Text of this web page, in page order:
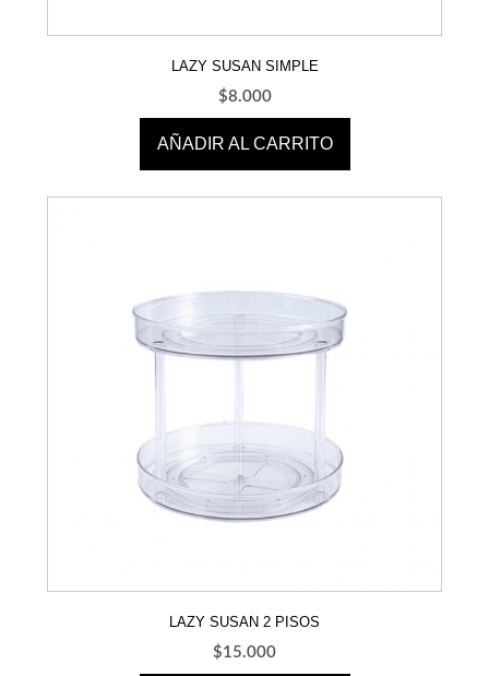
LAZY SUSAN SIMPLE
$8.000
AÑADIR AL CARRITO
LAZY SUSAN 2 PISOS
$15.000